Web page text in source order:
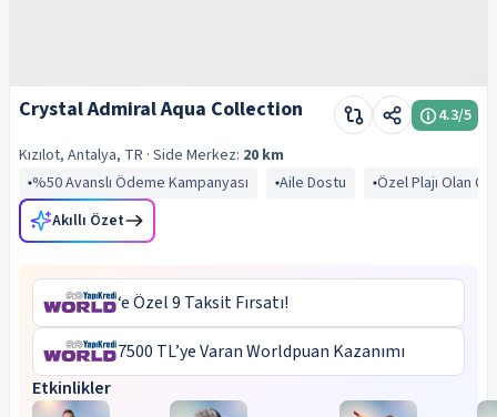
Crystal Admiral Aqua Collection 4.3/5
Kızılot, Antalya, TR · Side Merkez: 20 km
%50 Avanslı Ödeme Kampanyası
Aile Dostu
Özel Plajı Olan
Akıllı Özet
‘e Özel 9 Taksit Fırsatı!
7500 TL’ye Varan Worldpuan Kazanımı
Etkinlikler